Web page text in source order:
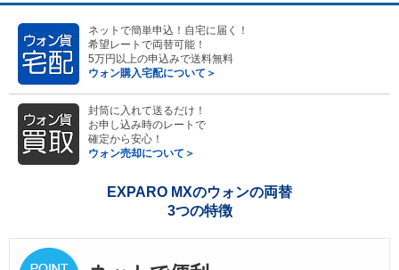
ネットで簡単申込！自宅に届く！
希望レートで両替可能！
5万円以上の申込みで送料無料
ウォン購入宅配について＞
封筒に入れて送るだけ！
お申し込み時のレートで
確定から安心！
ウォン売却について＞
EXPARO MXのウォンの両替
3つの特徴